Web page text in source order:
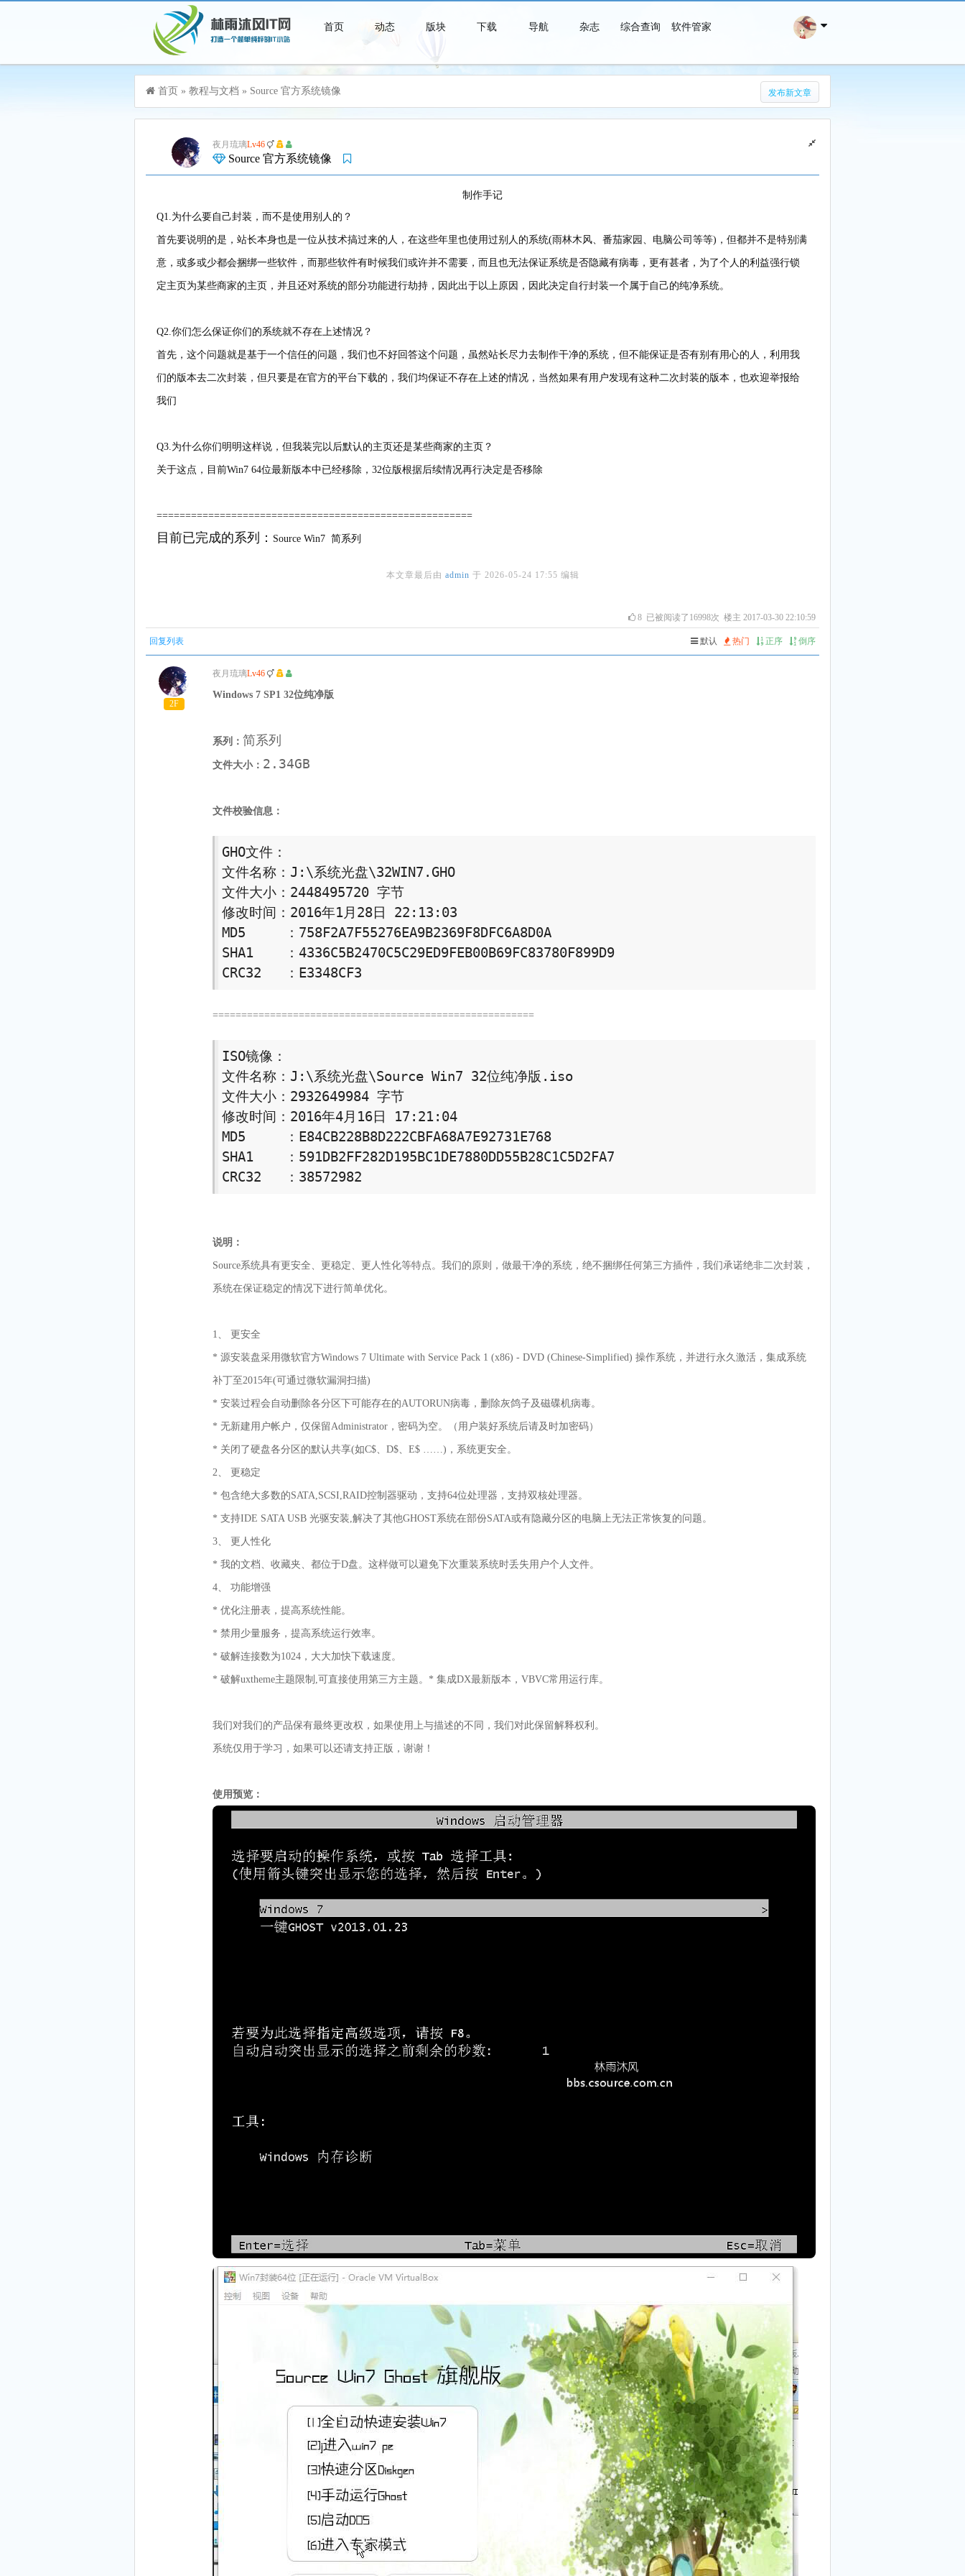
首页 动态 版块 下载 导航 杂志 综合查询 软件管家
搜 索
加入115生活VIP，立享尊贵服务
首页 » 教程与文档 » Source 官方系统镜像 发布新文章
夜月琉璃Lv46
Source 官方系统镜像
制作手记
Q1.为什么要自己封装，而不是使用别人的？
首先要说明的是，站长本身也是一位从技术搞过来的人，在这些年里也使用过别人的系统(雨林木风、番茄家园、电脑公司等等)，但都并不是特别满
意，或多或少都会捆绑一些软件，而那些软件有时候我们或许并不需要，而且也无法保证系统是否隐藏有病毒，更有甚者，为了个人的利益强行锁
定主页为某些商家的主页，并且还对系统的部分功能进行劫持，因此出于以上原因，因此决定自行封装一个属于自己的纯净系统。
Q2.你们怎么保证你们的系统就不存在上述情况？
首先，这个问题就是基于一个信任的问题，我们也不好回答这个问题，虽然站长尽力去制作干净的系统，但不能保证是否有别有用心的人，利用我
们的版本去二次封装，但只要是在官方的平台下载的，我们均保证不存在上述的情况，当然如果有用户发现有这种二次封装的版本，也欢迎举报给
我们
Q3.为什么你们明明这样说，但我装完以后默认的主页还是某些商家的主页？
关于这点，目前Win7 64位最新版本中已经移除，32位版根据后续情况再行决定是否移除
=======================================================
目前已完成的系列： Source Win7 简系列
本文章最后由 admin 于 2026-05-24 17:55 编辑
8 已被阅读了16998次 楼主 2017-03-30 22:10:59
回复列表 默认 热门 正序 倒序
2F
夜月琉璃Lv46
Windows 7 SP1 32位纯净版
系列：简系列
文件大小： 2.34GB
文件校验信息：
GHO文件：
文件名称：J:\系统光盘\32WIN7.GHO
文件大小：2448495720 字节
修改时间：2016年1月28日 22:13:03
MD5     ：758F2A7F55276EA9B2369F8DFC6A8D0A
SHA1    ：4336C5B2470C5C29ED9FEB00B69FC83780F899D9
CRC32   ：E3348CF3
========================================================
ISO镜像：
文件名称：J:\系统光盘\Source Win7 32位纯净版.iso
文件大小：2932649984 字节
修改时间：2016年4月16日 17:21:04
MD5     ：E84CB228B8D222CBFA68A7E92731E768
SHA1    ：591DB2FF282D195BC1DE7880DD55B28C1C5D2FA7
CRC32   ：38572982
说明：
Source系统具有更安全、更稳定、更人性化等特点。我们的原则，做最干净的系统，绝不捆绑任何第三方插件，我们承诺绝非二次封装，
系统在保证稳定的情况下进行简单优化。
1、 更安全
* 源安装盘采用微软官方Windows 7 Ultimate with Service Pack 1 (x86) - DVD (Chinese-Simplified) 操作系统，并进行永久激活，集成系统
补丁至2015年(可通过微软漏洞扫描)
* 安装过程会自动删除各分区下可能存在的AUTORUN病毒，删除灰鸽子及磁碟机病毒。
* 无新建用户帐户，仅保留Administrator，密码为空。（用户装好系统后请及时加密码）
* 关闭了硬盘各分区的默认共享(如C$、D$、E$ ……)，系统更安全。
2、 更稳定
* 包含绝大多数的SATA,SCSI,RAID控制器驱动，支持64位处理器，支持双核处理器。
* 支持IDE SATA USB 光驱安装,解决了其他GHOST系统在部份SATA或有隐藏分区的电脑上无法正常恢复的问题。
3、 更人性化
* 我的文档、收藏夹、都位于D盘。这样做可以避免下次重装系统时丢失用户个人文件。
4、 功能增强
* 优化注册表，提高系统性能。
* 禁用少量服务，提高系统运行效率。
* 破解连接数为1024，大大加快下载速度。
* 破解uxtheme主题限制,可直接使用第三方主题。* 集成DX最新版本，VBVC常用运行库。
我们对我们的产品保有最终更改权，如果使用上与描述的不同，我们对此保留解释权利。
系统仅用于学习，如果可以还请支持正版，谢谢！
使用预览：